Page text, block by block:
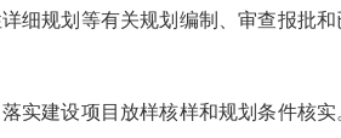
规划等有关规划编制、审查报批和
建设项目放样核样和规划条件核实